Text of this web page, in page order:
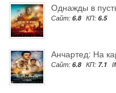
Однажды в
Сайт: 6.8 КП: 6.5
Анчартед: На
Сайт: 6.8 КП: 7.1